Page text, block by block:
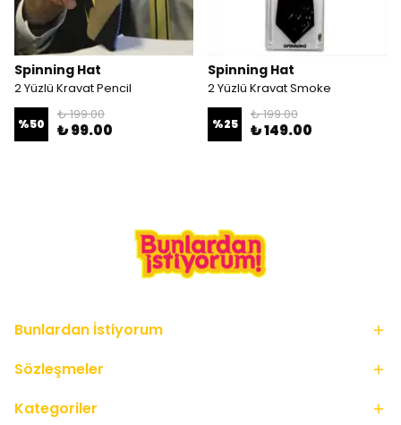
Spinning Hat
2 Yüzlü Kravat Pencil
%50
₺ 199.00
₺ 99.00
Spinning Hat
2 Yüzlü Kravat Smoke
%25
₺ 199.00
₺ 149.00
Bunlardan İstiyorum
Sözleşmeler
Kategoriler